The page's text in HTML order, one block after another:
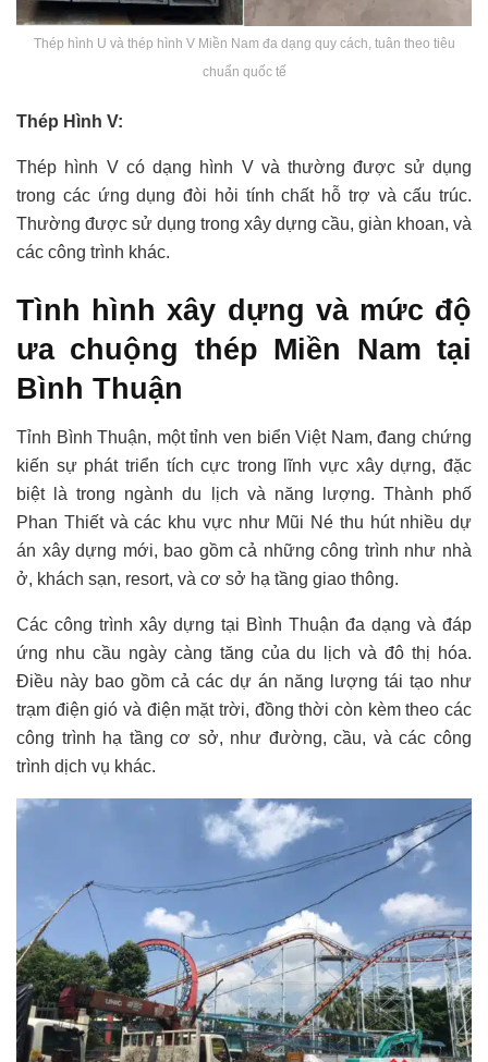
Thép hình U và thép hình V Miền Nam đa dạng quy cách, tuân theo tiêu
chuẩn quốc tế
Thép Hình V:
Thép hình V có dạng hình V và thường được sử dụng
trong các ứng dụng đòi hỏi tính chất hỗ trợ và cấu trúc.
Thường được sử dụng trong xây dựng cầu, giàn khoan, và
các công trình khác.
Tình hình xây dựng và mức độ
ưa chuộng thép Miền Nam tại
Bình Thuận
Tỉnh Bình Thuận, một tỉnh ven biển Việt Nam, đang chứng
kiến sự phát triển tích cực trong lĩnh vực xây dựng, đặc
biệt là trong ngành du lịch và năng lượng. Thành phố
Phan Thiết và các khu vực như Mũi Né thu hút nhiều dự
án xây dựng mới, bao gồm cả những công trình như nhà
ở, khách sạn, resort, và cơ sở hạ tầng giao thông.
Các công trình xây dựng tại Bình Thuận đa dạng và đáp
ứng nhu cầu ngày càng tăng của du lịch và đô thị hóa.
Điều này bao gồm cả các dự án năng lượng tái tạo như
trạm điện gió và điện mặt trời, đồng thời còn kèm theo các
công trình hạ tầng cơ sở, như đường, cầu, và các công
trình dịch vụ khác.